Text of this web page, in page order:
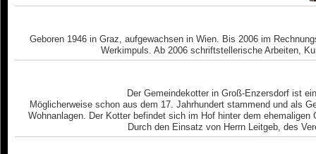
Geboren 1946 in Graz, aufgewachsen in Wien. Bis 2006 im
Werkimpuls. Ab 2006 schriftstellerische Arbeiten,
Der Gemeindekotter in Groß-Enzersdorf ist
Möglicherweise schon aus dem 17. Jahrhundert stammend und als
Wohnanlagen. Der Kotter befindet sich im Hof hinter dem
Durch den Einsatz von Herrn Leitgeb, des